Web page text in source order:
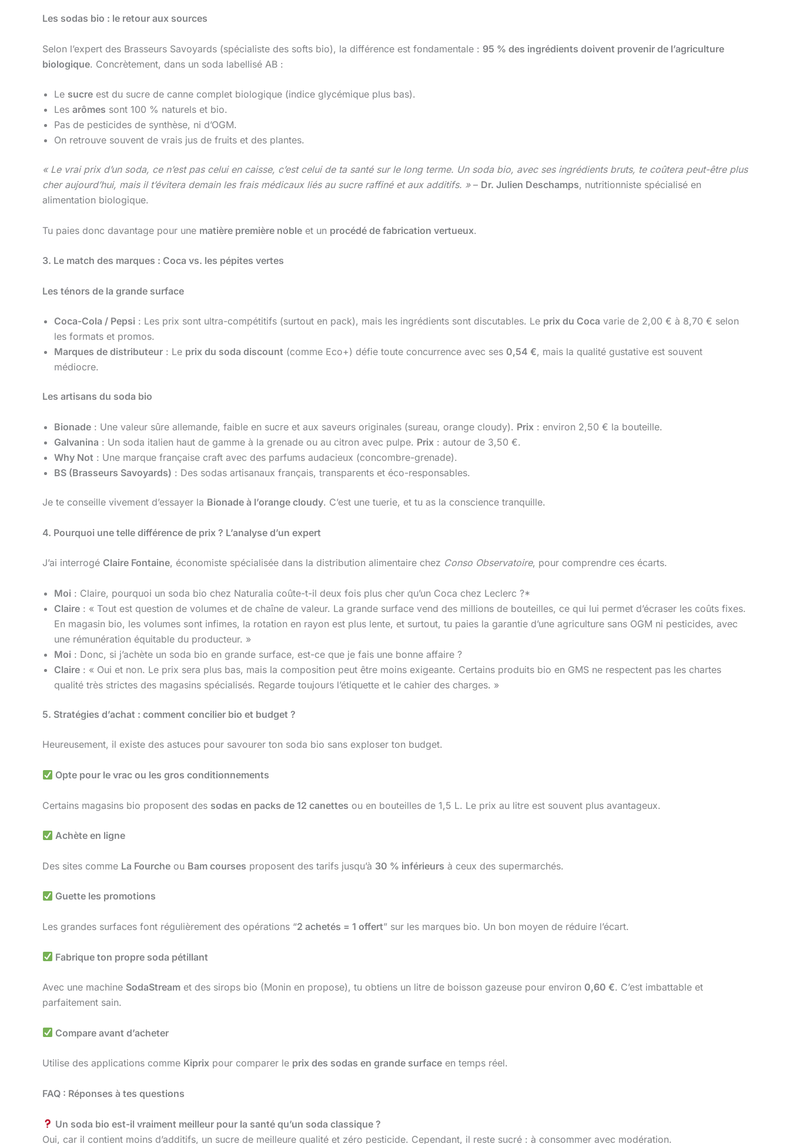
Les sodas bio : le retour aux sources
Selon l’expert des Brasseurs Savoyards (spécialiste des softs bio), la différence est fondamentale : 95 % des ingrédients doivent provenir de l’agriculture
biologique. Concrètement, dans un soda labellisé AB :
Le sucre est du sucre de canne complet biologique (indice glycémique plus bas).
Les arômes sont 100 % naturels et bio.
Pas de pesticides de synthèse, ni d’OGM.
On retrouve souvent de vrais jus de fruits et des plantes.
« Le vrai prix d’un soda, ce n’est pas celui en caisse, c’est celui de ta santé sur le long terme. Un soda bio, avec ses ingrédients bruts, te coûtera peut-être plus
cher aujourd’hui, mais il t’évitera demain les frais médicaux liés au sucre raffiné et aux additifs. »– Dr. Julien Deschamps, nutritionniste spécialisé en
alimentation biologique.
Tu paies donc davantage pour une matière première noble et un procédé de fabrication vertueux.
3. Le match des marques : Coca vs. les pépites vertes
Les ténors de la grande surface
Coca-Cola / Pepsi : Les prix sont ultra-compétitifs (surtout en pack), mais les ingrédients sont discutables. Le prix du Coca varie de 2,00 € à 8,70 € selon
les formats et promos.
Marques de distributeur : Le prix du soda discount (comme Eco+) défie toute concurrence avec ses 0,54 €, mais la qualité gustative est souvent
médiocre.
Les artisans du soda bio
Bionade : Une valeur sûre allemande, faible en sucre et aux saveurs originales (sureau, orange cloudy). Prix : environ 2,50 € la bouteille.
Galvanina : Un soda italien haut de gamme à la grenade ou au citron avec pulpe. Prix : autour de 3,50 €.
Why Not : Une marque française craft avec des parfums audacieux (concombre-grenade).
BS (Brasseurs Savoyards) : Des sodas artisanaux français, transparents et éco-responsables.
Je te conseille vivement d’essayer la Bionade à l’orange cloudy. C’est une tuerie, et tu as la conscience tranquille.
4. Pourquoi une telle différence de prix ? L’analyse d’un expert
J’ai interrogé Claire Fontaine, économiste spécialisée dans la distribution alimentaire chez Conso Observatoire, pour comprendre ces écarts.
Moi : Claire, pourquoi un soda bio chez Naturalia coûte-t-il deux fois plus cher qu’un Coca chez Leclerc ?*
Claire : « Tout est question de volumes et de chaîne de valeur. La grande surface vend des millions de bouteilles, ce qui lui permet d’écraser les coûts fixes.
En magasin bio, les volumes sont infimes, la rotation en rayon est plus lente, et surtout, tu paies la garantie d’une agriculture sans OGM ni pesticides, avec
une rémunération équitable du producteur. »
Moi : Donc, si j’achète un soda bio en grande surface, est-ce que je fais une bonne affaire ?
Claire : « Oui et non. Le prix sera plus bas, mais la composition peut être moins exigeante. Certains produits bio en GMS ne respectent pas les chartes
qualité très strictes des magasins spécialisés. Regarde toujours l’étiquette et le cahier des charges. »
5. Stratégies d’achat : comment concilier bio et budget ?
Heureusement, il existe des astuces pour savourer ton soda bio sans exploser ton budget.
Opte pour le vrac ou les gros conditionnements
Certains magasins bio proposent des sodas en packs de 12 canettes ou en bouteilles de 1,5 L. Le prix au litre est souvent plus avantageux.
Achète en ligne
Des sites comme La Fourche ou Bam courses proposent des tarifs jusqu’à 30 % inférieurs à ceux des supermarchés.
Guette les promotions
Les grandes surfaces font régulièrement des opérations “2 achetés = 1 offert” sur les marques bio. Un bon moyen de réduire l’écart.
Fabrique ton propre soda pétillant
Avec une machine SodaStream et des sirops bio (Monin en propose), tu obtiens un litre de boisson gazeuse pour environ 0,60 €. C’est imbattable et
parfaitement sain.
Compare avant d’acheter
Utilise des applications comme Kiprix pour comparer le prix des sodas en grande surface en temps réel.
FAQ : Réponses à tes questions
Un soda bio est-il vraiment meilleur pour la santé qu’un soda classique ?
Oui, car il contient moins d’additifs, un sucre de meilleure qualité et zéro pesticide. Cependant, il reste sucré : à consommer avec modération.